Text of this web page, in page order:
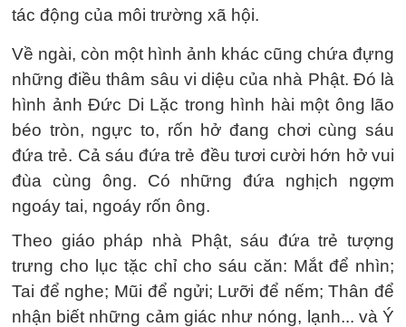
tác động của môi trường xã hội.
Về ngài, còn một hình ảnh khác cũng chứa đựng
những điều thâm sâu vi diệu của nhà Phật. Đó là
hình ảnh Đức Di Lặc trong hình hài một ông lão
béo tròn, ngực to, rốn hở đang chơi cùng sáu
đứa trẻ. Cả sáu đứa trẻ đều tươi cười hớn hở vui
đùa cùng ông. Có những đứa nghịch ngợm
ngoáy tai, ngoáy rốn ông.
Theo giáo pháp nhà Phật, sáu đứa trẻ tượng
trưng cho lục tặc chỉ cho sáu căn: Mắt để nhìn;
Tai để nghe; Mũi để ngửi; Lưỡi để nếm; Thân để
nhận biết những cảm giác như nóng, lạnh... và Ý